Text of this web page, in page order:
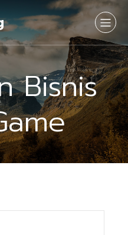
Bisnis